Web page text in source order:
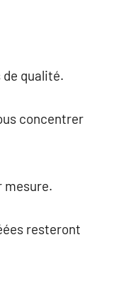
de qualité.
concentrer
mesure.
resteront